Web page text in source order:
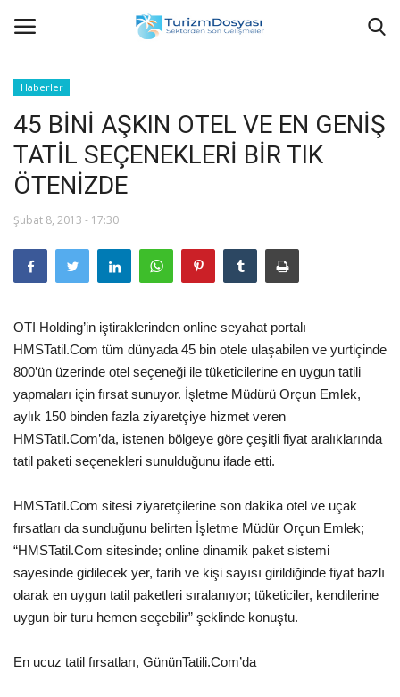
Anasayfa
Bize Ulaşın
Künye
Halil ÖNCÜ kimdir?
Haberler
Görüntülü
Araştırma - İnceleme
Röportajlar
Gezi - Yorum
Sizlerden Gelenler
Yorumlar
Haberler
45 BİNİ AŞKIN OTEL VE EN GENİŞ
TATİL SEÇENEKLERİ BİR TIK
ÖTENİZDE
Şubat 8, 2013 - 17:30
OTI Holding’in iştiraklerinden online seyahat portalı
HMSTatil.Com tüm dünyada 45 bin otele ulaşabilen ve yurtiçinde
800’ün üzerinde otel seçeneği ile tüketicilerine en uygun tatili
yapmaları için fırsat sunuyor. İşletme Müdürü Orçun Emlek,
aylık 150 binden fazla ziyaretçiye hizmet veren
HMSTatil.Com’da, istenen bölgeye göre çeşitli fiyat aralıklarında
tatil paketi seçenekleri sunulduğunu ifade etti.
HMSTatil.Com sitesi ziyaretçilerine son dakika otel ve uçak
fırsatları da sunduğunu belirten İşletme Müdür Orçun Emlek;
“HMSTatil.Com sitesinde; online dinamik paket sistemi
sayesinde gidilecek yer, tarih ve kişi sayısı girildiğinde fiyat bazlı
olarak en uygun tatil paketleri sıralanıyor; tüketiciler, kendilerine
uygun bir turu hemen seçebilir” şeklinde konuştu.
En ucuz tatil fırsatları, GününTatili.Com’da